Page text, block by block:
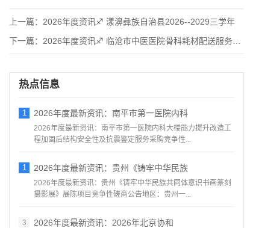
上一篇： 2026年度资讯♐ 漾濞彝族自治县2026--2029三学年
下一篇： 2026年度资讯♐ 临沧市中医医院骨科耗材配送服务采购项目竞
热点信息
1 2026年度最新资讯：南平市第一医院内科
2026年度最新资讯：南平市第一医院内科大楼能力提升改造工
程加固后结构安全性及抗震鉴定服务采购竞争性...
1 2026年度最新资讯：贵州《铸牢中华民族
2026年度最新资讯：贵州《铸牢中华民族共同体意识书画篆刻
摄影展》展陈项目竞争性磋商公告地区：贵州一...
3 2026年度最新资讯：2026年北京协和